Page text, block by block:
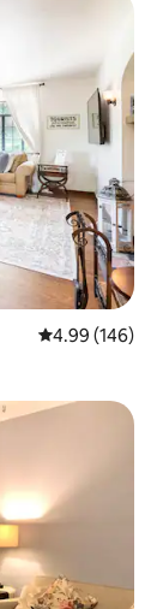
औसत रेटिंग 5 में से
4.99 (146)